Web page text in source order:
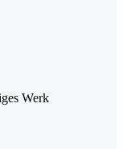
Werk